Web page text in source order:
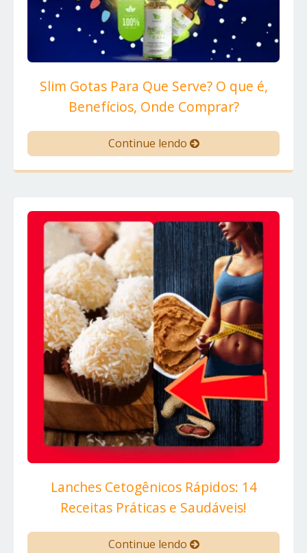
Slim Gotas Para Que Serve? O que é,
Benefícios, Onde Comprar?
Continue lendo
Lanches Cetogênicos Rápidos: 14
Receitas Práticas e Saudáveis!
Continue lendo